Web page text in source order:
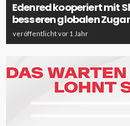
Edenred kooperiert mit
besseren globalen
veröffentlicht vor 1 Jahr